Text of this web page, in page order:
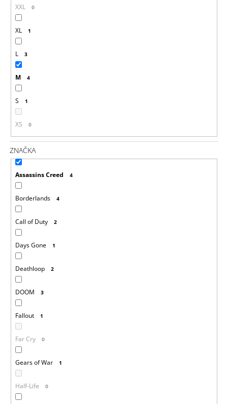
XXL 0
XL 1
L 3
M 4
S 1
XS 0
ZNAČKA
Assassins Creed 4
Borderlands 4
Call of Duty 2
Days Gone 1
Deathloop 2
DOOM 3
Fallout 1
Far Cry 0
Gears of War 1
Half-Life 0